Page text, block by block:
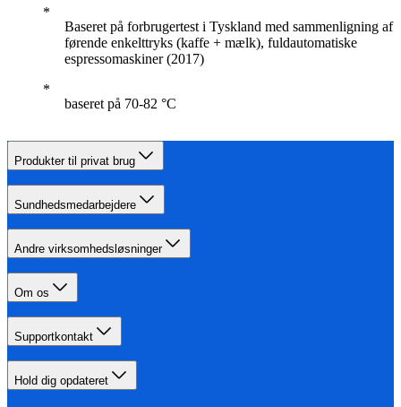
Baseret på forbrugertest i Tyskland med sammenligning af
førende enkelttryks (kaffe + mælk), fuldautomatiske
espressomaskiner (2017)
baseret på 70-82 °C
Produkter til privat brug
Sundhedsmedarbejdere
Andre virksomhedsløsninger
Om os
Supportkontakt
Hold dig opdateret